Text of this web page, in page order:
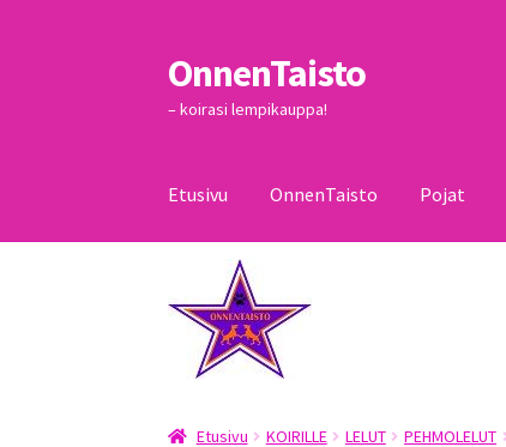
Siirry
navigointiin
Siirry
sisältöön
OnnenTaisto
– koirasi lempikauppa!
Etusivu OnnenTaisto Pojat
Kassa
Etusivu KOIRILLE LELUT PEHMOLELUT